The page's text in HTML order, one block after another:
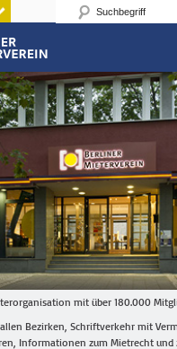
mit über 180.000
Bezirken, Schriftverkehr mit
Informationen zum Mietrecht